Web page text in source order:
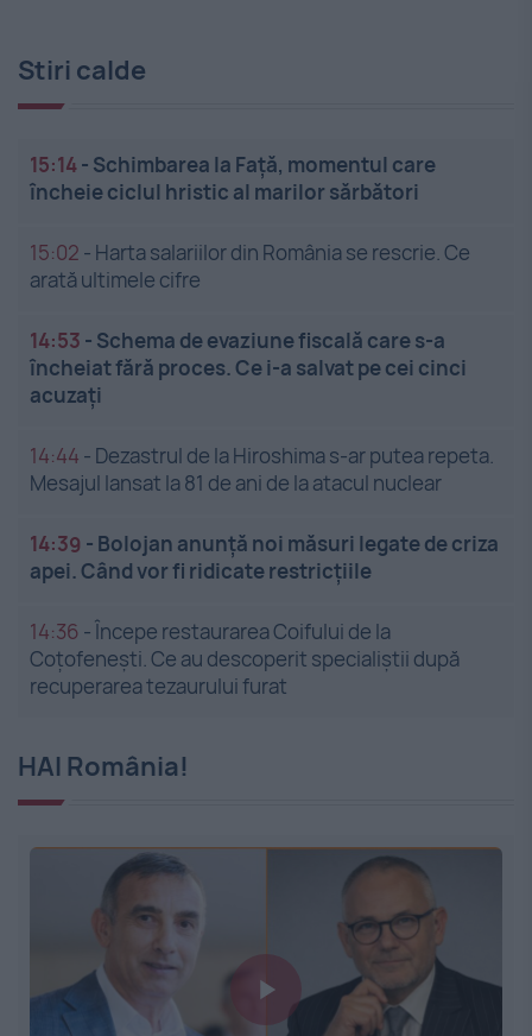
Stiri calde
15:14- Schimbarea la Față, momentul care
încheie ciclul hristic al marilor sărbători
15:02 - Harta salariilor din România se rescrie. Ce
arată ultimele cifre
14:53 - Schema de evaziune fiscală care s-a
încheiat fără proces. Ce i-a salvat pe cei cinci
acuzați
14:44 - Dezastrul de la Hiroshima s-ar putea repeta.
Mesajul lansat la 81 de ani de la atacul nuclear
14:39 - Bolojan anunță noi măsuri legate de criza
apei. Când vor fi ridicate restricțiile
14:36 -Începe restaurarea Coifului de la
Coțofenești. Ce au descoperit specialiștii după
recuperarea tezaurului furat
HAI România!